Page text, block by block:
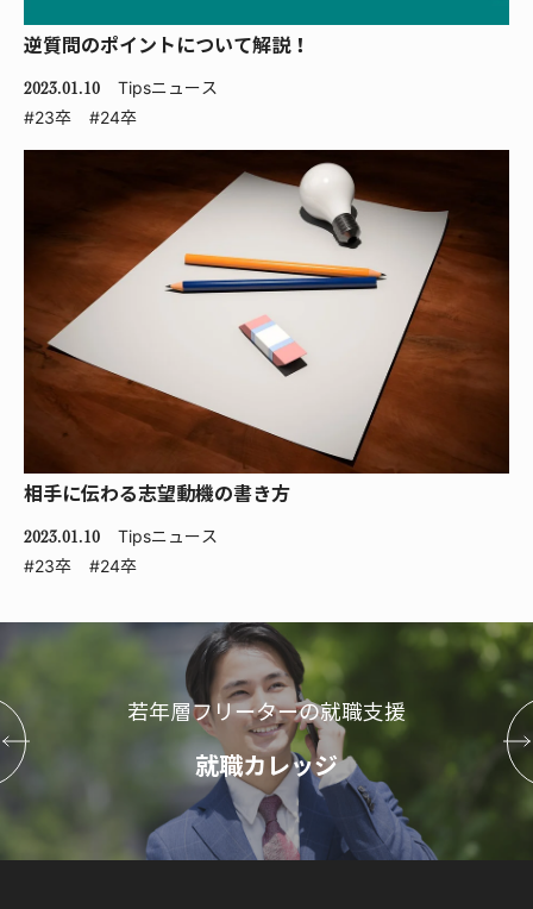
逆質問のポイントについて解説！
2023.01.10 Tipsニュース
#23卒
#24卒
相手に伝わる志望動機の書き方
2023.01.10 Tipsニュース
#23卒
#24卒
若年層フリーターの就職支援
就職カレッジ